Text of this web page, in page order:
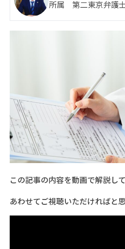
所属 第二東京弁護
この記事の内容を動画で解説して
あわせてご視聴いただければと思